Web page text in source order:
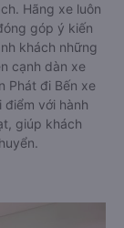
Hãng xe luôn
góp ý kiến
khách những
cạnh dàn xe
Phát đi Bến xe
điểm với hành
giúp khách